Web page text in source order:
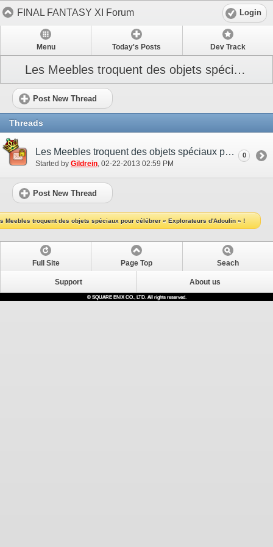
FINAL FANTASY XI Forum Login
Menu Today's Posts Dev Track
Les Meebles troquent des objets spéciaux pour célébrer « Explorateurs d'Adoulin » !
Post New Thread
Threads
Les Meebles troquent des objets spéciaux pour célébrer « Explorateurs d'Adoulin » !
Started by Gildrein‎, 02-22-2013 02:59 PM
0
Post New Thread
Meebles troquent des objets spéciaux pour célébrer « Explorateurs d'Adoulin » !
Full Site Page Top Seach
Support About us
© SQUARE ENIX CO., LTD. All rights reserved.